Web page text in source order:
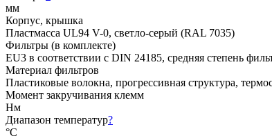
мм
Корпус, крышка
Пластмасса UL94 V-0, светло-серый (RAL 7035)
Фильтры (в комплекте)
EU3 в соответствии с DIN 24185, средняя степень
Материал фильтров
Пластиковые волокна, прогрессивная структура,
Момент закручивания клемм
Нм
Диапазон температур?
°C